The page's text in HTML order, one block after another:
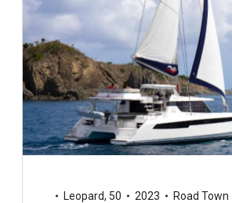
Leopard, 50 2023 Road Town